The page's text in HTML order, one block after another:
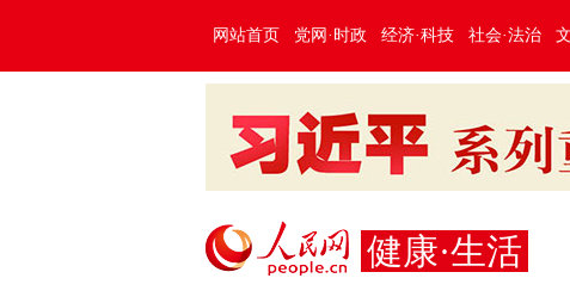
网站首页 党网·时政 经济·科技 社会·法治
健康·生活